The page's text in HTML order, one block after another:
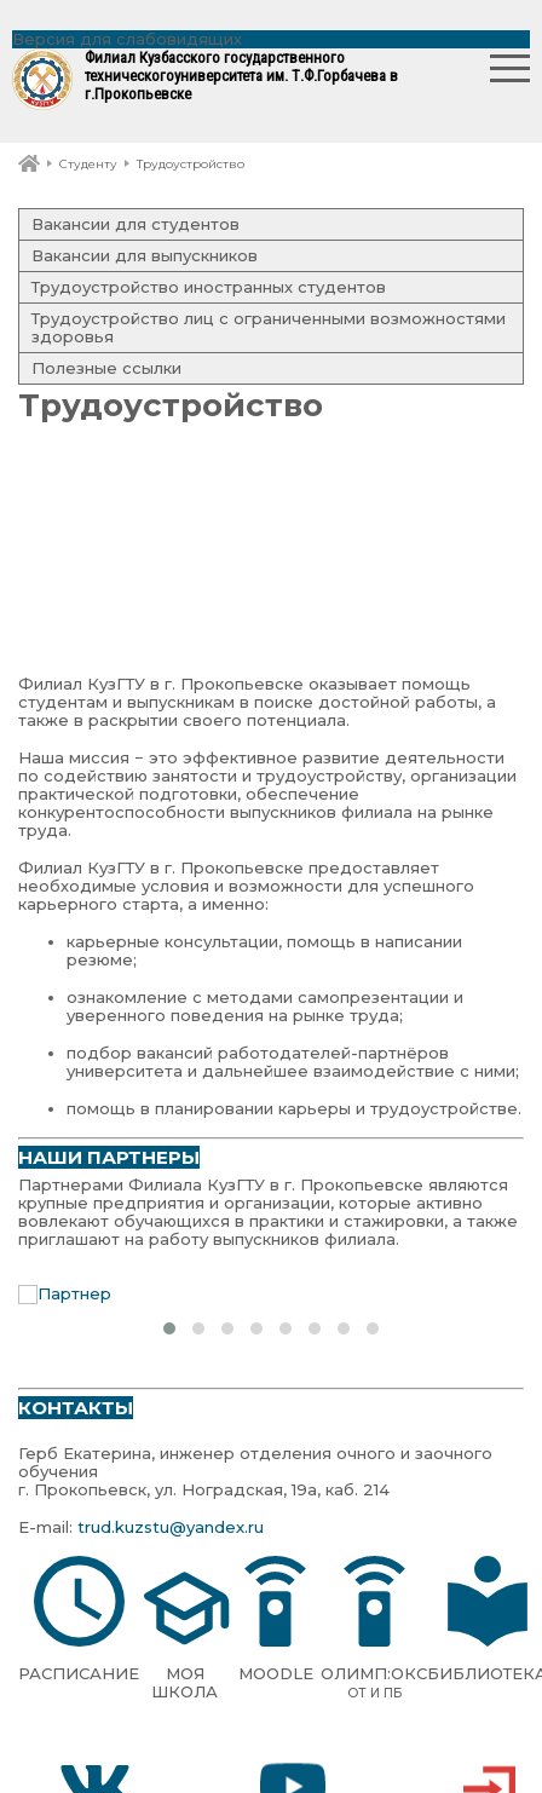
Версия для слабовидящих
Филиал Кузбасского государственного
техническогоуниверситета им. Т.Ф.Горбачева в
г.Прокопьевске
Студенту Трудоустройство
Вакансии для студентов
Вакансии для выпускников
Трудоустройство иностранных студентов
Трудоустройство лиц с ограниченными возможностями
здоровья
Полезные ссылки
Трудоустройство
Филиал КузГТУ в г. Прокопьевске оказывает помощь
студентам и выпускникам в поиске достойной работы, а
также в раскрытии своего потенциала.
Наша миссия − это эффективное развитие деятельности
по содействию занятости и трудоустройству, организации
практической подготовки, обеспечение
конкурентоспособности выпускников филиала на рынке
труда.
Филиал КузГТУ в г. Прокопьевске предоставляет
необходимые условия и возможности для успешного
карьерного старта, а именно:
карьерные консультации, помощь в написании
резюме;
ознакомление с методами самопрезентации и
уверенного поведения на рынке труда;
подбор вакансий работодателей-партнёров
университета и дальнейшее взаимодействие с ними;
помощь в планировании карьеры и трудоустройстве.
НАШИ ПАРТНЕРЫ
Партнерами Филиала КузГТУ в г. Прокопьевске являются
крупные предприятия и организации, которые активно
вовлекают обучающихся в практики и стажировки, а также
приглашают на работу выпускников филиала.
КОНТАКТЫ
Герб Екатерина, инженер отделения очного и заочного
обучения
г. Прокопьевск, ул. Ноградская, 19а, каб. 214
E-mail: trud.kuzstu@yandex.ru
РАСПИСАНИЕ
МОЯ
ШКОЛА
MOODLE ОЛИМП:ОКС
ОТ И ПБ